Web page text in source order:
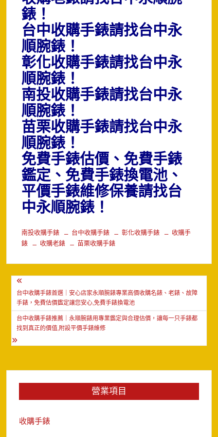
錶！
台中收購手錶請找台中永
順腕錶！
彰化收購手錶請找台中永
順腕錶！
南投收購手錶請找台中永
順腕錶！
苗栗收購手錶請找台中永
順腕錶！
免費手錶估價、免費手錶
鑑定、免費手錶換電池、
平價手錶維修保養請找台
中永順腕錶！
南投收購手錶 台中收購手錶 彰化收購手錶
收購手
錶
收購老錶 苗栗收購手錶
文
章
導
覽
台中收購手錶首選｜安心店家永順腕錶專業高價收購名錶、老錶、故障
手錶，免費估價鑑定讓您安心,免費手錶換電池
台中收購手錶推薦｜永順腕錶用專業鑑定與合理估價，讓每一只手錶都
找到真正的價值,附設平價手錶維修
營業項目
收購手錶